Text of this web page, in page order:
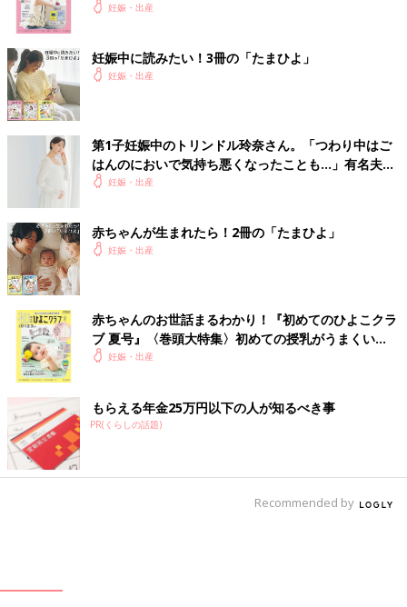
妊娠・出産
妊娠中に読みたい！3冊の「たまひよ」
妊娠・出産
第1子妊娠中のトリンドル玲奈さん。「つわり中はご
はんのにおいで気持ち悪くなったことも…」有名夫婦
のYouTubeから学んだ夫がつわり中にしたことと
妊娠・出産
赤ちゃんが生まれたら！2冊の「たまひよ」
妊娠・出産
赤ちゃんのお世話まるわかり！『初めてのひよこクラ
ブ 夏号』〈巻頭大特集〉初めての授乳がうまくい
く！ おっぱい・ミルクの基本と夏のトラブル 解決テ
妊娠・出産
もらえる年金25万円以下の人が知るべき事
PR(くらしの話題)
Recommended by